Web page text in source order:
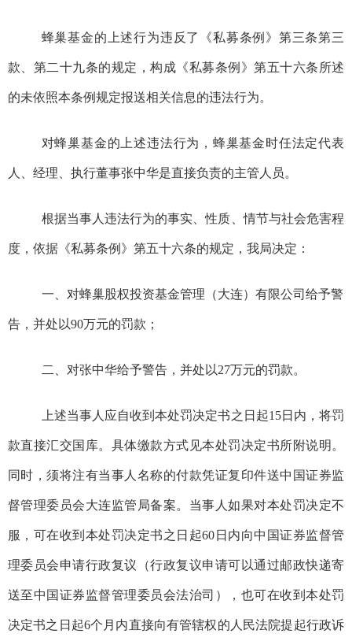
蜂巢基金的上述行为违反了 《私募条例 》 第三条第三
款、第二十九条的规定 ，构成《私募条例》第五十六条所述
的未依照本条例规定报送相关信息的违法行为。
对蜂巢基金的上述违法行为，蜂巢基金时任法定代表
人、经理、执行董事张中华是直接负责的主管人员。
根据当事人违法行为的事实、性质、情节与社会危害程
度，依据《私募条例》第五十六条的规定，我局决定：
一、 对蜂巢股权投资基金管理（大连）有限公司 给予警
告，并处以90万元的罚款；
二、 对张中华给予警告，并处以27万元的罚款。
上述当事人应自收到本处罚决定书之日起15日内，将罚
款直接汇交国库。具体缴款方式见本处罚决定书所附说明。
同时，须将注有当事人名称的付款凭证复印件送中国证券监
督管理委员会大连监管局备案。当事人如果对本处罚决定不
服，可在收到本处罚决定书之日起60 日内向中国证券监督管
理委员会申请行政复议（行政复议申请可以通过邮政快递寄
送至中国证券监督管理委员会法治司），也可在收到本处罚
决定书之日起6个月内直接向有管辖权的人民法院提起行政诉